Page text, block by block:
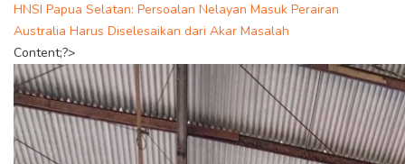
HNSI Papua Selatan: Persoalan Nelayan Masuk Perairan
Australia Harus Diselesaikan dari Akar Masalah
Content;?>